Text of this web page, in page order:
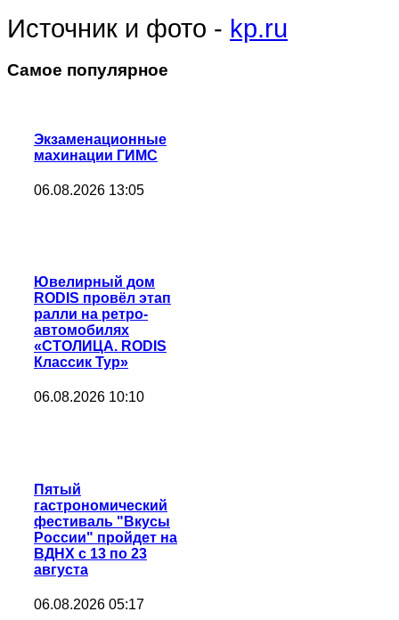
Источник и фото - kp.ru
Самое популярное
Экзаменационные
махинации ГИМС
06.08.2026 13:05
Ювелирный дом
RODIS провёл этап
ралли на ретро-
автомобилях
«СТОЛИЦА. RODIS
Классик Тур»
06.08.2026 10:10
Пятый
гастрономический
фестиваль "Вкусы
России" пройдет на
ВДНХ с 13 по 23
августа
06.08.2026 05:17